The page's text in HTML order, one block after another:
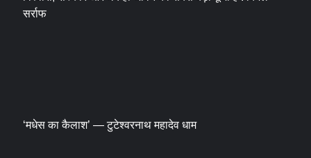
सर्राफ
‘मधेस का कैलाश’ — टुटेश्वरनाथ महादेव धाम